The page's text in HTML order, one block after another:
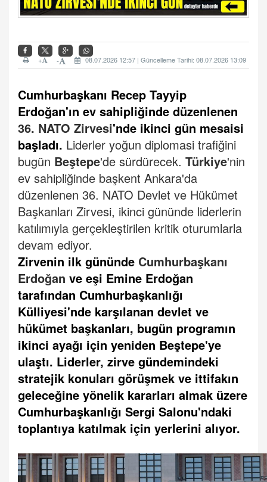
08.07.2026 12:57 | Güncelleme Tarihi: 08.07.2026 13:09
-
+
Cumhurbaşkanı Recep Tayyip
Erdoğan'ın ev sahipliğinde düzenlenen
36. NATO Zirvesi'nde ikinci gün mesaisi
başladı. Liderler yoğun diplomasi trafiğini
bugün Beştepe'de sürdürecek. Türkiye'nin
ev sahipliğinde başkent Ankara'da
düzenlenen 36. NATO Devlet ve Hükümet
Başkanları Zirvesi, ikinci gününde liderlerin
katılımıyla gerçekleştirilen kritik oturumlarla
devam ediyor.
Zirvenin ilk gününde Cumhurbaşkanı
Erdoğan ve eşi Emine Erdoğan
tarafından Cumhurbaşkanlığı
Külliyesi'nde karşılanan devlet ve
hükümet başkanları, bugün programın
ikinci ayağı için yeniden Beştepe'ye
ulaştı. Liderler, zirve gündemindeki
stratejik konuları görüşmek ve ittifakın
geleceğine yönelik kararları almak üzere
Cumhurbaşkanlığı Sergi Salonu'ndaki
toplantıya katılmak için yerlerini alıyor.